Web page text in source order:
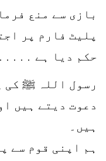
بازی سے منع
پلیٹ فارم پر
حکم دیا ہے ․․․․․
رسول اللہ ﷺ کی
دعوت دیتے ہیں
ہیں۔
ہم اپنی قوم سے